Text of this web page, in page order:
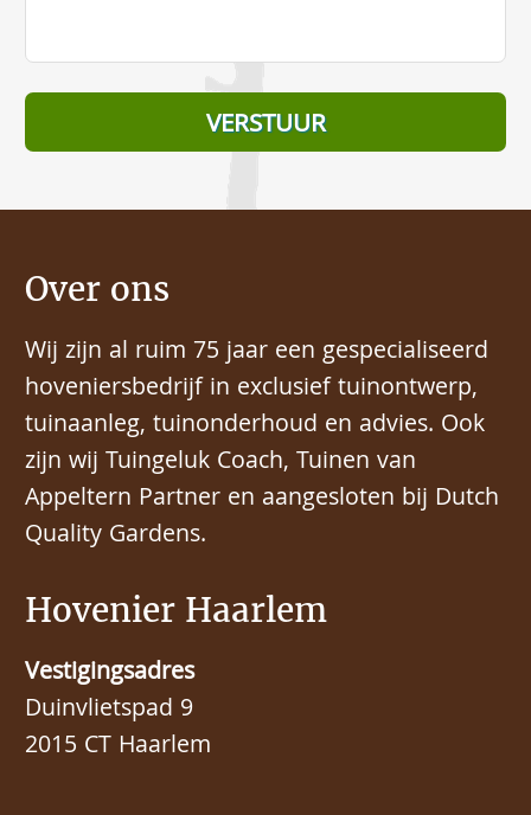
Hovenier Haarlem
Vestigingsadres
Duinvlietspad 9
2015 CT Haarlem
Over ons
Wij zijn al ruim 75 jaar een gespecialiseerd
hoveniersbedrijf in exclusief tuinontwerp,
tuinaanleg, tuinonderhoud en advies. Ook
zijn wij Tuingeluk Coach, Tuinen van
Appeltern Partner en aangesloten bij Dutch
Quality Gardens.